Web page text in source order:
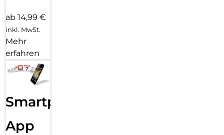
ab 14,99 €
inkl. MwSt.
Mehr
erfahren
Smartphone
App